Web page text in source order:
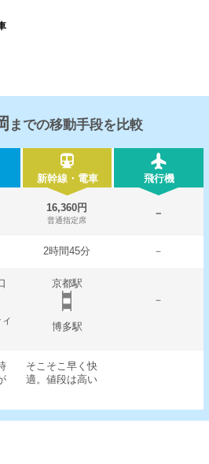
までの移動手段を比較
新幹線・電車 飛行機
16,360円
普通指定席
－
2時間45分 －
京都駅
－
博多駅
そこそこ早く快
適。値段は高い